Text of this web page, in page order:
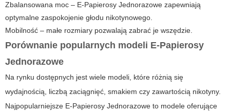
Zbalansowana moc – E-Papierosy Jednorazowe zapewniają
optymalne zaspokojenie głodu nikotynowego.
Mobilność – małe rozmiary pozwalają zabrać je wszędzie.
Porównanie popularnych modeli E-Papierosy
Jednorazowe
Na rynku dostępnych jest wiele modeli, które różnią się
wydajnością, liczbą zaciągnięć, smakiem czy zawartością nikotyny.
Najpopularniejsze E-Papierosy Jednorazowe to modele oferujące